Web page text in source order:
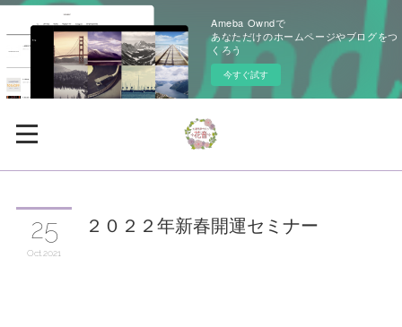
Ameba Owndで
あなただけのホームページやブログをつ
くろう
今すぐ試す
25
Oct 2021
２０２２年新春開運セミナー